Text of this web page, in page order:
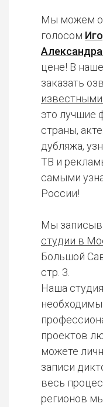
Мы можем
голосом
цене! В
заказать
это лучшие
страны,
дубляжа,
ТВ и
самыми
России!
Мы
студии в
Большой
стр. 3.
Наша
проектов
можете
записи
весь
регионов